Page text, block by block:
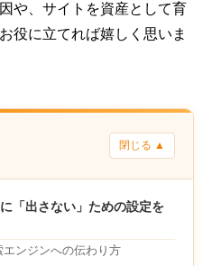
や、サイトを資産として育
役に立てれば嬉しく思いま
閉じる ▲
「出さない」ための設定を
ンジンへの伝わり方